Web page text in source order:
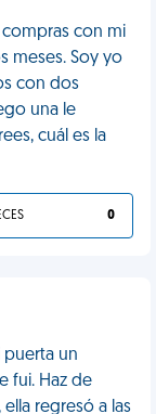
compras con mi
meses. Soy yo
con dos
una le
cuál es la
0
puerta un
fui. Haz de
regresó a las